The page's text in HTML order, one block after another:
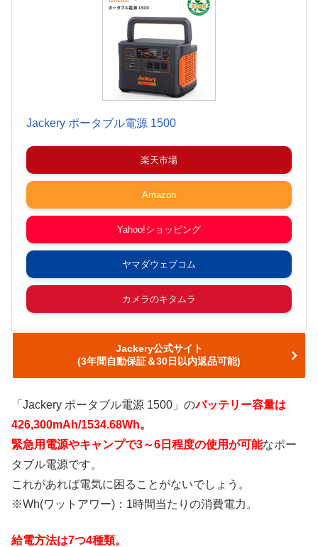
Jackery ポータブル電源 1500
楽天市場
Amazon
Yahoo!ショッピング
ヤマダウェブコム
カメラのキタムラ
Jackery公式サイト
(3年間自動保証＆30日以内返品可能)
「Jackery ポータブル電源 1500」のバッテリー容量は
426,300mAh/1534.68Wh。
緊急用電源やキャンプで3～6日程度の使用が可能なポー
タブル電源です。
これがあれば電気に困ることがないでしょう。
※Wh(ワットアワー)：1時間当たりの消費電力。
給電方法は7つ4種類。